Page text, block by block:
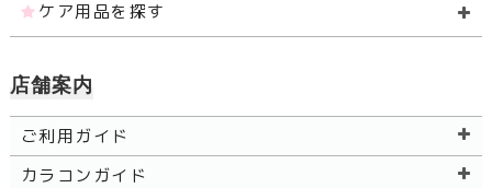
ケア用品を探す
店舗案内
ご利用ガイド
カラコンガイド